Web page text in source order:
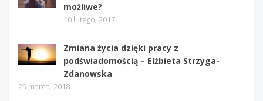
możliwe?
10 lutego, 2017
Zmiana życia dzięki pracy z
podświadomością – Elżbieta Strzyga-
Zdanowska
29 marca, 2018